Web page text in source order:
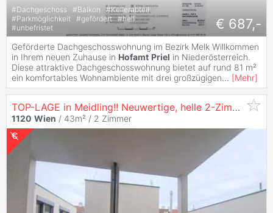
#Dachgeschoss #Balkon #Kellerabteil
#Parkmöglichkeit #gefördert #hell
#unbefristet € 687,-
Geförderte Dachgeschosswohnung im Bezirk Melk Willkommen
in Ihrem neuen Zuhause in Hofamt Priel in Niederösterreich.
Diese attraktive Dachgeschosswohnung bietet auf rund 81 m²
ein komfortables Wohnambiente mit drei großzügigen... [Mehr]
TOP-LAGE in Meidling!! Neuwertige, helle 2-Zimmer-
1120 Wien / 43m² / 2 Zimmer